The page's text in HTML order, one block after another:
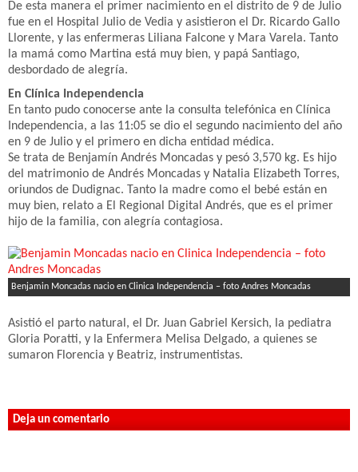
De esta manera el primer nacimiento en el distrito de 9 de Julio
fue en el Hospital Julio de Vedia y asistieron el Dr. Ricardo Gallo
Llorente, y las enfermeras Liliana Falcone y Mara Varela. Tanto
la mamá como Martina está muy bien, y papá Santiago,
desbordado de alegría.
En Clínica Independencia
En tanto pudo conocerse ante la consulta telefónica en Clínica
Independencia, a las 11:05 se dio el segundo nacimiento del año
en 9 de Julio y el primero en dicha entidad médica.
Se trata de Benjamín Andrés Moncadas y pesó 3,570 kg. Es hijo
del matrimonio de Andrés Moncadas y Natalia Elizabeth Torres,
oriundos de Dudignac. Tanto la madre como el bebé están en
muy bien, relato a El Regional Digital Andrés, que es el primer
hijo de la familia, con alegría contagiosa.
Benjamin Moncadas nacio en Clinica Independencia – foto Andres Moncadas
Asistió el parto natural, el Dr. Juan Gabriel Kersich, la pediatra
Gloria Poratti, y la Enfermera Melisa Delgado, a quienes se
sumaron Florencia y Beatriz, instrumentistas.
Deja un comentario